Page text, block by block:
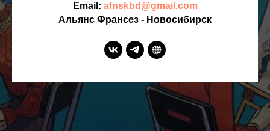
Email: afnskbd@gmail.com
Альянс Франсез - Новосибирск